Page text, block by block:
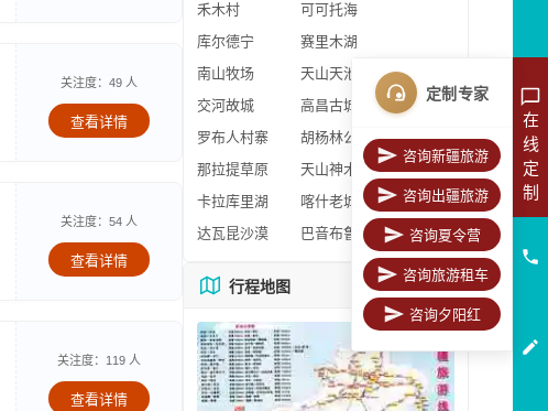
关注度：49 人
查看详情
关注度：54 人
查看详情
关注度：119 人
查看详情
禾木村
可可托海
库尔德宁
赛里木湖
南山牧场
天山天池
交河故城
高昌古城
罗布人村寨
胡杨林公园
那拉提草原
天山神木园
卡拉库里湖
喀什老城区
达瓦昆沙漠
巴音布鲁克
行程地图 更多地图
在
线
定
制
定制专家
咨询新疆旅游
咨询出疆旅游
咨询夏令营
咨询旅游租车
咨询夕阳红